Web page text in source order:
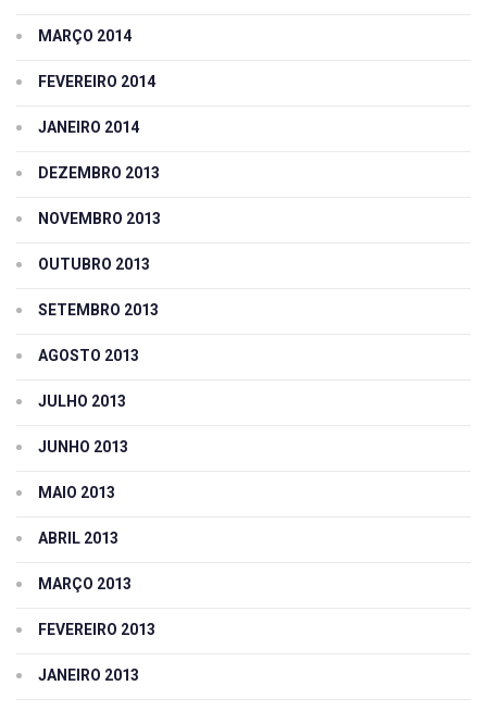
MARÇO 2014
FEVEREIRO 2014
JANEIRO 2014
DEZEMBRO 2013
NOVEMBRO 2013
OUTUBRO 2013
SETEMBRO 2013
AGOSTO 2013
JULHO 2013
JUNHO 2013
MAIO 2013
ABRIL 2013
MARÇO 2013
FEVEREIRO 2013
JANEIRO 2013